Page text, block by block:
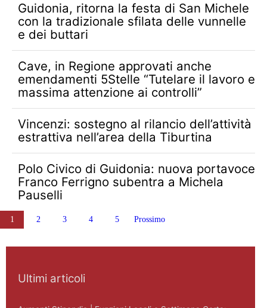
Guidonia, ritorna la festa di San Michele
con la tradizionale sfilata delle vunnelle
e dei buttari
Cave, in Regione approvati anche
emendamenti 5Stelle “Tutelare il lavoro e
massima attenzione ai controlli”
Vincenzi: sostegno al rilancio dell’attività
estrattiva nell’area della Tiburtina
Polo Civico di Guidonia: nuova portavoce
Franco Ferrigno subentra a Michela
Pauselli
Paginazione degli articoli
1 2 3 4 5 Prossimo
Ultimi articoli